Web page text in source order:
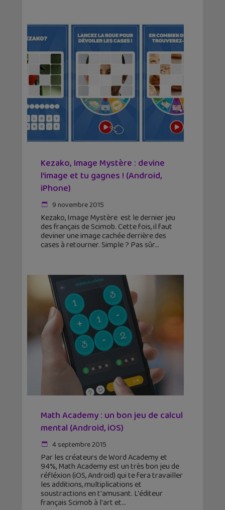
Kezako, Image Mystère : devine
l’image et tu gagnes ! (Android,
iPhone)
9 novembre 2015
Kezako, Image Mystère est le dernier jeu
des français de Scimob. Cette fois, il faut
deviner une image cachée derrière des
cases à retourner. Simple ? Pas sûr
Math Academy : un bon jeu de calcul
mental (Android, iOS)
4 septembre 2015
Par les créateurs de Word Academy et
94%, Math Academy est un très bon jeu de
réfléxion (iOS, Android) qui te fera travailler
les additions, multiplications et
soustractions en t'amusant. L'éditeur
français Scimob à l'art et